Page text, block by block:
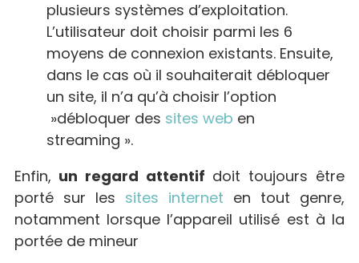
plusieurs systèmes d’exploitation.
L’utilisateur doit choisir parmi les 6
moyens de connexion existants. Ensuite,
dans le cas où il souhaiterait débloquer
un site, il n’a qu’à choisir l’option
»débloquer des sites web en
streaming ».
Enfin, un regard attentif doit toujours être
porté sur les sites internet en tout genre,
notamment lorsque l’appareil utilisé est à la
portée de mineur